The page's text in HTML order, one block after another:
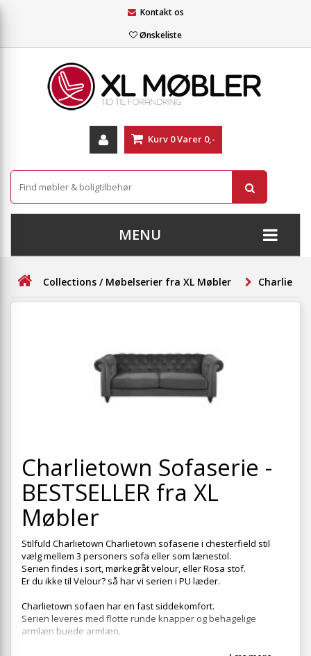
Kontakt os
Ønskeliste
Kurv 0Varer 0,-
MENU
+
STUE
LAMPER
ENTREMØBLER
HAVEMØBLER
OUTLET
Collections / Møbelserier fra XL Møbler
Charlietown Sofaserie -
BESTSELLER fra XL
Møbler
Stilfuld Charlietown Charlietown sofaserie i chesterfield stil
vælg mellem 3 personers sofa eller som lænestol.
Serien findes i sort, mørkegråt velour, eller Rosa stof.
Er du ikke til Velour? så har vi serien i PU læder.
Charlietown sofaen har en fast siddekomfort.
Serien leveres med flotte runde knapper og behagelige
armlæn buede armlæn.